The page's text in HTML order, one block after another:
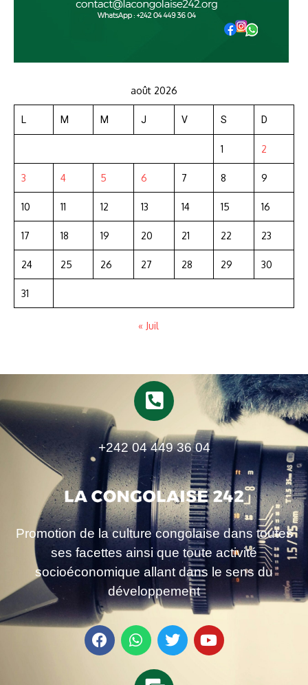
août 2026
L M M J V S D
1 2
3 4 5 6 7 8 9
10 11 12 13 14 15 16
17 18 19 20 21 22 23
24 25 26 27 28 29 30
31
« Juil
+242 04 449 36 04
Promotion de la culture congolaise dans toutes
ses facettes ainsi que toute activité
socioéconomique allant dans le sens du
développement